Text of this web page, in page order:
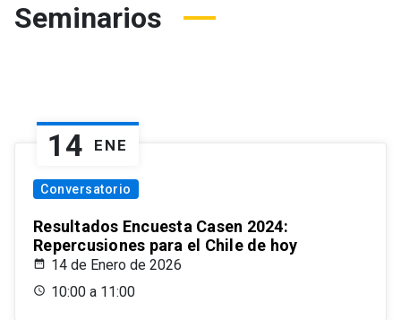
Seminarios
14 ENE
Conversatorio
Resultados Encuesta Casen 2024:
Repercusiones para el Chile de hoy
14 de Enero de 2026
10:00 a 11:00